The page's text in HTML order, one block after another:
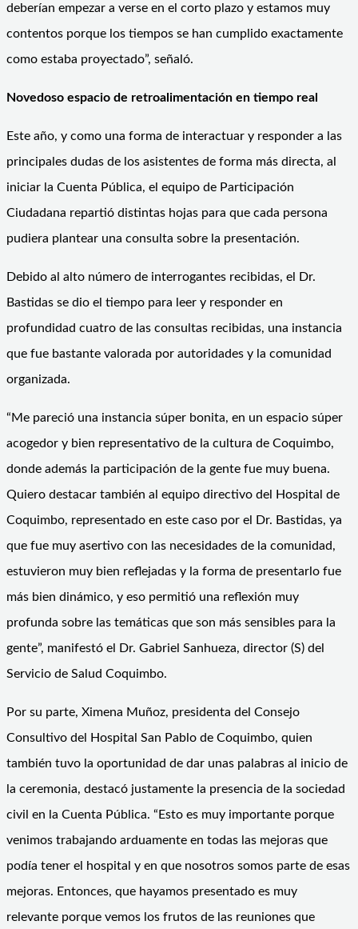
deberían empezar a verse en el corto plazo y estamos muy
contentos porque los tiempos se han cumplido exactamente
como estaba proyectado”, señaló.
Novedoso espacio de retroalimentación en tiempo real
Este año, y como una forma de interactuar y responder a las
principales dudas de los asistentes de forma más directa, al
iniciar la Cuenta Pública, el equipo de Participación
Ciudadana repartió distintas hojas para que cada persona
pudiera plantear una consulta sobre la presentación.
Debido al alto número de interrogantes recibidas, el Dr.
Bastidas se dio el tiempo para leer y responder en
profundidad cuatro de las consultas recibidas, una instancia
que fue bastante valorada por autoridades y la comunidad
organizada.
“Me pareció una instancia súper bonita, en un espacio súper
acogedor y bien representativo de la cultura de Coquimbo,
donde además la participación de la gente fue muy buena.
Quiero destacar también al equipo directivo del Hospital de
Coquimbo, representado en este caso por el Dr. Bastidas, ya
que fue muy asertivo con las necesidades de la comunidad,
estuvieron muy bien reflejadas y la forma de presentarlo fue
más bien dinámico, y eso permitió una reflexión muy
profunda sobre las temáticas que son más sensibles para la
gente”, manifestó el Dr. Gabriel Sanhueza, director (S) del
Servicio de Salud Coquimbo.
Por su parte, Ximena Muñoz, presidenta del Consejo
Consultivo del Hospital San Pablo de Coquimbo, quien
también tuvo la oportunidad de dar unas palabras al inicio de
la ceremonia, destacó justamente la presencia de la sociedad
civil en la Cuenta Pública. “Esto es muy importante porque
venimos trabajando arduamente en todas las mejoras que
podía tener el hospital y en que nosotros somos parte de esas
mejoras. Entonces, que hayamos presentado es muy
relevante porque vemos los frutos de las reuniones que